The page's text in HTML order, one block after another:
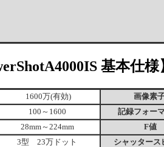
基本仕様
1600万(有効)
画像素
100～1600
記録フォー
28mm～224mm
F値
3型 23万ドット
シャッタース